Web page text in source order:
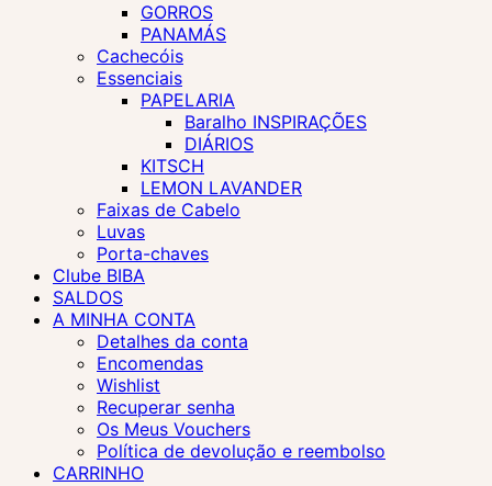
GORROS
PANAMÁS
Cachecóis
Essenciais
PAPELARIA
Baralho INSPIRAÇÕES
DIÁRIOS
KITSCH
LEMON LAVANDER
Faixas de Cabelo
Luvas
Porta-chaves
Clube BIBA
SALDOS
A MINHA CONTA
Detalhes da conta
Encomendas
Wishlist
Recuperar senha
Os Meus Vouchers
Política de devolução e reembolso
CARRINHO